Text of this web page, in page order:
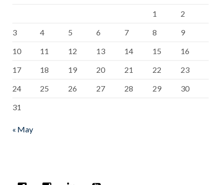
1
2
3
4 5 6 7 8
9
10
11 12 13 14 15
16
17
18 19 20 21 22
23
24
25 26 27 28 29
30
31
« May